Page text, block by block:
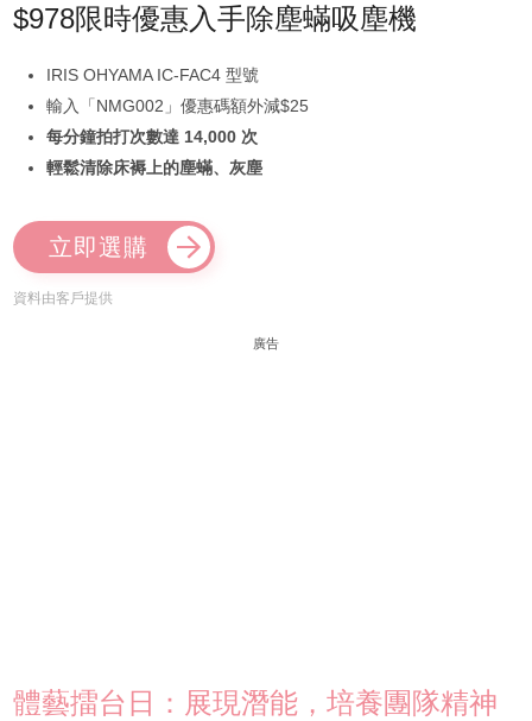
$978限時優惠入手除塵蟎吸塵機
IRIS OHYAMA IC-FAC4 型號
輸入「NMG002」優惠碼額外減$25
每分鐘拍打次數達 14,000 次
輕鬆清除床褥上的塵蟎、灰塵
立即選購
資料由客戶提供
廣告
體藝擂台日：展現潛能，培養團隊精神